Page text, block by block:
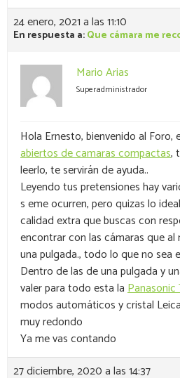
24 enero, 2021 a las 11:10
En respuesta a:Que cámara me
Mario Arias
Superadministrador
Hola Ernesto, bienvenido al Foro,
abiertos de camaras compactas,
leerlo, te servirán de ayuda..
Leyendo tus pretensiones hay
s eme ocurren, pero quizas lo
calidad extra que buscas con
encontrar con las cámaras que
una pulgada., todo lo que no sea
Dentro de las de una pulgada y
valer para todo esta laPanasonic
modos automáticos y cristal
muy redondo
Ya me vas contando
27 diciembre, 2020 a las 14:37